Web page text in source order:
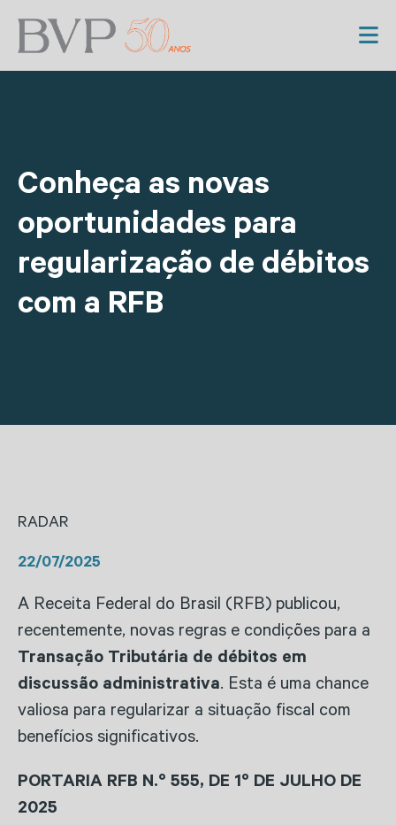
Conheça as novas
oportunidades para
regularização de débitos
com a RFB
RADAR
22/07/2025
A Receita Federal do Brasil (RFB) publicou,
recentemente, novas regras e condições para a
Transação Tributária de débitos em
discussão administrativa. Esta é uma chance
valiosa para regularizar a situação fiscal com
benefícios significativos.
PORTARIA RFB N.º 555, DE 1º DE JULHO DE
2025